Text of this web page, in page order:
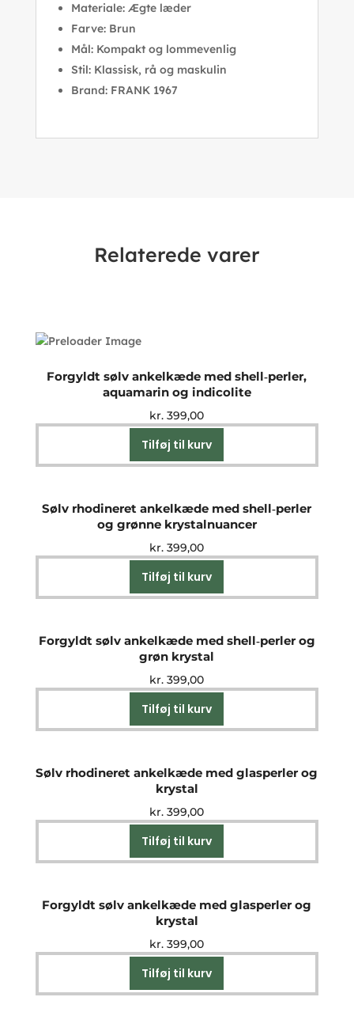
Materiale: Ægte læder
Farve: Brun
Mål: Kompakt og lommevenlig
Stil: Klassisk, rå og maskulin
Brand: FRANK 1967
Relaterede varer
Forgyldt sølv ankelkæde med shell‑perler,
aquamarin og indicolite
kr. 399,00
Tilføj til kurv
Sølv rhodineret ankelkæde med shell‑perler
og grønne krystalnuancer
kr. 399,00
Tilføj til kurv
Forgyldt sølv ankelkæde med shell‑perler og
grøn krystal
kr. 399,00
Tilføj til kurv
Sølv rhodineret ankelkæde med glasperler og
krystal
kr. 399,00
Tilføj til kurv
Forgyldt sølv ankelkæde med glasperler og
krystal
kr. 399,00
Tilføj til kurv